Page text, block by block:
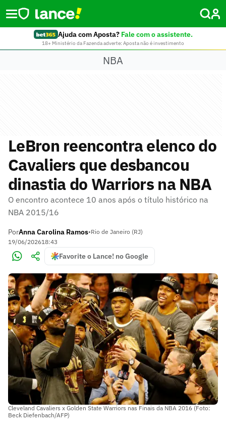
Ajuda com Aposta? Fale com o assistente.
18+ Ministério da Fazenda adverte: Aposta não é investimento
NBA
LeBron reencontra elenco do
Cavaliers que desbancou
dinastia do Warriors na NBA
O encontro acontece 10 anos após o título histórico na
NBA 2015/16
PorAnna Carolina Ramos•Rio de Janeiro (RJ)
19/06/202618:43
Favorite o Lance! no Google
Cleveland Cavaliers x Golden State Warriors nas Finais da NBA 2016 (Foto:
Beck Diefenbach/AFP)